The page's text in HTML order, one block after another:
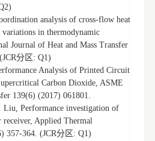
analysis of cross-flow heat
variations in thermodynamic
Journal of Heat and Mass Transfer
分区: Q1)
Analysis of Printed Circuit
Carbon Dioxide, ASME
139(6) (2017) 061801.
Performance investigation of
receiver, Applied Thermal
357-364. (JCR分区: Q1)